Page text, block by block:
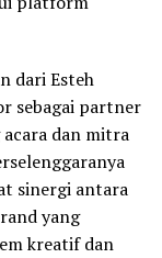
dari Esteh
sebagai partner
dan mitra
sinergi antara
yang
kreatif dan